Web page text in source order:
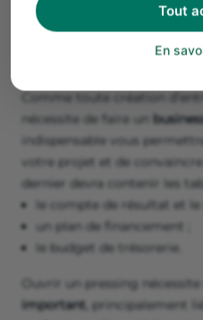
Tout
En
Quel budget prévoir
Comme toute création
nécessite de faire un
indispensable vous
votre projet et de
dernier devra contenir les
le compte de résultat et le
un plan de financement ;
le budget de trésorerie.
Ouvrir un pressing nécessite
important , principalement